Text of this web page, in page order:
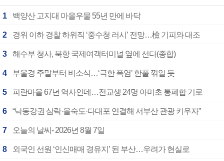
1 백양산 고지대 마을우물 55년 만에 바닥
2 경위 이하 경찰 하위직 ‘중수청 러시’ 전망…檢 기피와 대조
3 해수부 청사, 북항 국제여객터미널 옆에 선다(종합)
4 부울경 주말부터 비소식…‘극한 폭염’ 한풀 꺾일 듯
5 피란마을 67년 역사인데…전교생 24명 아미초 통폐합 기로
6 “낙동강권 삼락·을숙도·다대포 연결해 서부산 관광 키우자”
7 오늘의 날씨- 2026년 8월 7일
8 외국인 선원 ‘인신매매 경유지’ 된 부산…우려가 현실로